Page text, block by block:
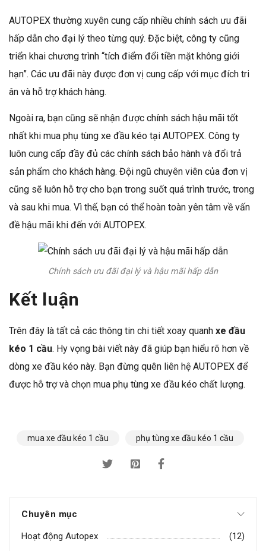
AUTOPEX thường xuyên cung cấp nhiều chính sách ưu đãi
hấp dẫn cho đại lý theo từng quý. Đặc biệt, công ty cũng
triển khai chương trình “tích điểm đổi tiền mặt không giới
hạn”. Các ưu đãi này được đơn vị cung cấp với mục đích tri
ân và hỗ trợ khách hàng.
Ngoài ra, bạn cũng sẽ nhận được chính sách hậu mãi tốt
nhất khi mua phụ tùng xe đầu kéo tại AUTOPEX. Công ty
luôn cung cấp đầy đủ các chính sách bảo hành và đổi trả
sản phẩm cho khách hàng. Đội ngũ chuyên viên của đơn vị
cũng sẽ luôn hỗ trợ cho bạn trong suốt quá trình trước, trong
và sau khi mua. Vì thế, bạn có thể hoàn toàn yên tâm về vấn
đề hậu mãi khi đến với AUTOPEX.
Chính sách ưu đãi đại lý và hậu mãi hấp dẫn
Kết luận
Trên đây là tất cả các thông tin chi tiết xoay quanh xe đầu
kéo 1 cầu. Hy vọng bài viết này đã giúp bạn hiểu rõ hơn về
dòng xe đầu kéo này. Bạn đừng quên liên hệ AUTOPEX để
được hỗ trợ và chọn mua phụ tùng xe đầu kéo chất lượng.
mua xe đầu kéo 1 cầu phụ tùng xe đầu kéo 1 cầu
Chuyên mục
Hoạt động Autopex
(12)